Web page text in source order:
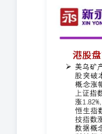
上证指数收涨
生科技指数涨
亿港元。外盘方
纳指跌2.2%。美
国投资委员会限
方必须承诺偿还
国外国投资委员
使用中国商船的
朔尔茨领导的社
HOLDINGS
示，截至今日
元：据《路透》